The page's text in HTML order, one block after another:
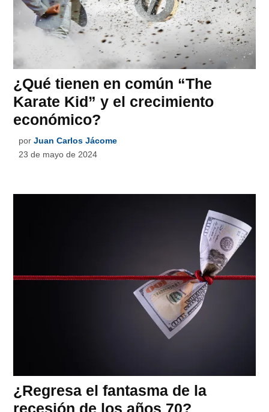
¿Qué tienen en común “The
Karate Kid” y el crecimiento
económico?
por Juan Carlos Jácome
23 de mayo de 2024
¿Regresa el fantasma de la
recesión de los años 70?